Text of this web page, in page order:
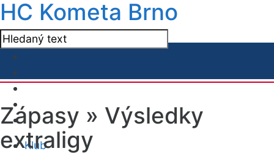
HC Kometa Brno
Klub
Zápasy » Výsledky
extraligy